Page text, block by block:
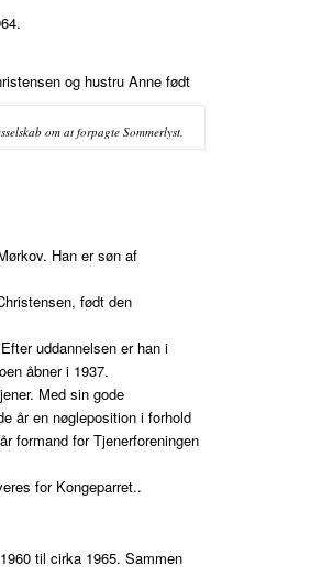
og hustru Anne født
om at forpagte Sommerlyst.
Han er søn af
født den
uddannelsen er han i
åbner i 1937.
Med sin gode
år en nøgleposition i forhold
formand for Tjenerforeningen
for Kongeparret..
til cirka 1965. Sammen